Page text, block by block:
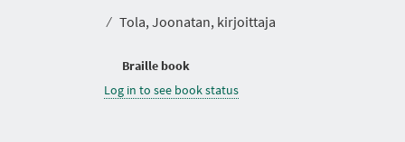
⁄ Tola, Joonatan, kirjoittaja
Braille book
Log in to see book status